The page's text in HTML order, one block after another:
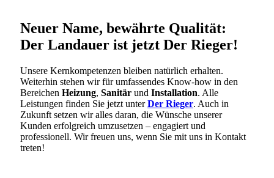
Neuer Name, bewährte Qualität:
Der Landauer ist jetzt Der Rieger!
Unsere Kernkompetenzen bleiben natürlich erhalten.
Weiterhin stehen wir für umfassendes Know-how in den
Bereichen Heizung, Sanitär und Installation. Alle
Leistungen finden Sie jetzt unterDer Rieger. Auch in
Zukunft setzen wir alles daran, die Wünsche unserer
Kunden erfolgreich umzusetzen – engagiert und
professionell. Wir freuen uns, wenn Sie mit uns in Kontakt
treten!